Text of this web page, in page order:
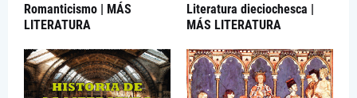
Romanticismo | MÁS
LITERATURA
Literatura dieciochesca |
MÁS LITERATURA